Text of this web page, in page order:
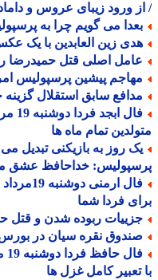
ورود زیبای عروس و داماد
می گویم چرا به پرسپولیس
زین العابدین با یک عکس
اصلی قتل حمیدرضا رجب
پیشین پرسپولیس
سابق استقلال گزینه
تمام ماه ها
روز به بازیکنی تبدیل می
خداحافظ عشق من!
فردا شما
ربوده شدن و قتل
نقره سیان در بورس
کامل غزل ها